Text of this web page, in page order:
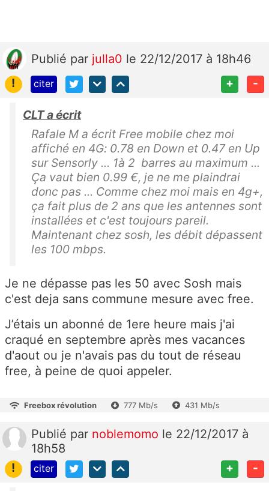
Publié par julla0 le 22/12/2017 à 18h46
!
citer + -
CLT a écrit
Rafale M a écrit Free mobile chez moi
affiché en 4G: 0.78 en Down et 0.47 en Up
sur Sensorly ... 1à 2 barres au maximum ...
Ça vaut bien 0.99 €, je ne me plaindrai
donc pas ... Comme chez moi mais en 4g+,
ça fait plus de 2 ans que les antennes sont
installées et c'est toujours pareil.
Maintenant chez sosh, les débit dépassent
les 100 mbps.
Je ne dépasse pas les 50 avec Sosh mais
c'est deja sans commune mesure avec free.
J’étais un abonné de 1ere heure mais j'ai
craqué en septembre après mes vacances
d'aout ou je n'avais pas du tout de réseau
free, à peine de quoi appeler.
Freebox révolution 777 Mb/s 431 Mb/s
Publié par noblemomo le 22/12/2017 à
18h58
!
citer + -